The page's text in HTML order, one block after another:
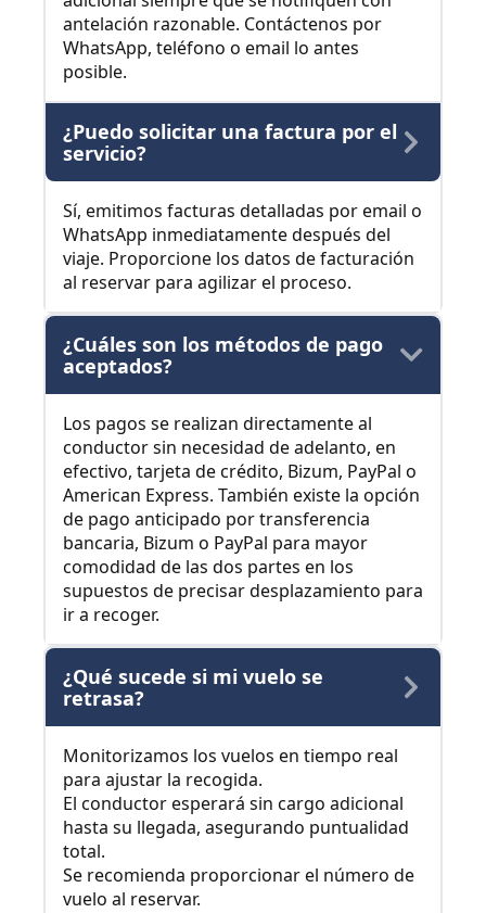
antelación razonable. Contáctenos por
WhatsApp, teléfono o email lo antes
posible.
¿Puedo solicitar una factura por el
servicio?
Sí, emitimos facturas detalladas por email o
WhatsApp inmediatamente después del
viaje. Proporcione los datos de facturación
al reservar para agilizar el proceso.
¿Cuáles son los métodos de pago
aceptados?
Los pagos se realizan directamente al
conductor sin necesidad de adelanto, en
efectivo, tarjeta de crédito, Bizum, PayPal o
American Express. También existe la opción
de pago anticipado por transferencia
bancaria, Bizum o PayPal para mayor
comodidad de las dos partes en los
supuestos de precisar desplazamiento para
ir a recoger.
¿Qué sucede si mi vuelo se
retrasa?
Monitorizamos los vuelos en tiempo real
para ajustar la recogida.
El conductor esperará sin cargo adicional
hasta su llegada, asegurando puntualidad
total.
Se recomienda proporcionar el número de
vuelo al reservar.